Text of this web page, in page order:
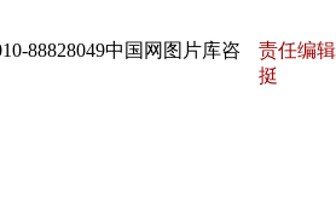
88828049中国网图片库咨
责任编
挺